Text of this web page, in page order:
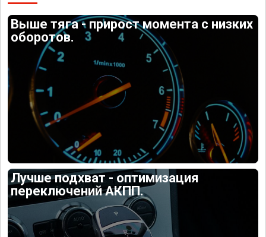
Выше тяга - прирост момента с низких
оборотов.
Лучше подхват - оптимизация
переключений АКПП.